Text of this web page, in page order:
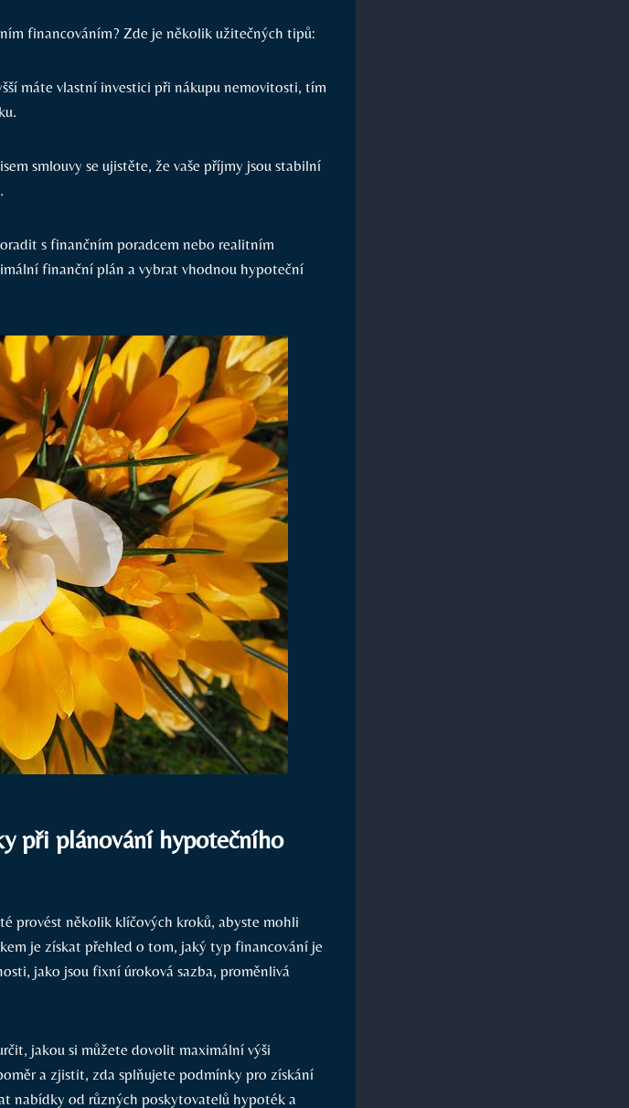
financováním? Zde je několik užitečných tipů:
máte vlastní investici při nákupu nemovitosti, tím
smlouvy se ujistěte, že vaše příjmy jsou stabilní
s finančním poradcem nebo realitním
finanční plán a vybrat vhodnou hypoteční
při plánování hypotečního
provést několik klíčových kroků, abyste mohli
je získat přehled o tom, jaký typ financování je
jako jsou fixní úroková sazba, proměnlivá
jakou si můžete dovolit maximální výši
a zjistit, zda splňujete podmínky pro získání
nabídky od různých poskytovatelů hypoték a